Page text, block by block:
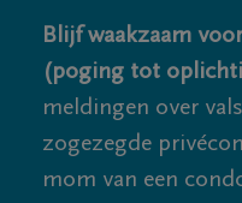
Blijf waakzaam
(poging tot
meldingen over
zogezegde
mom van een